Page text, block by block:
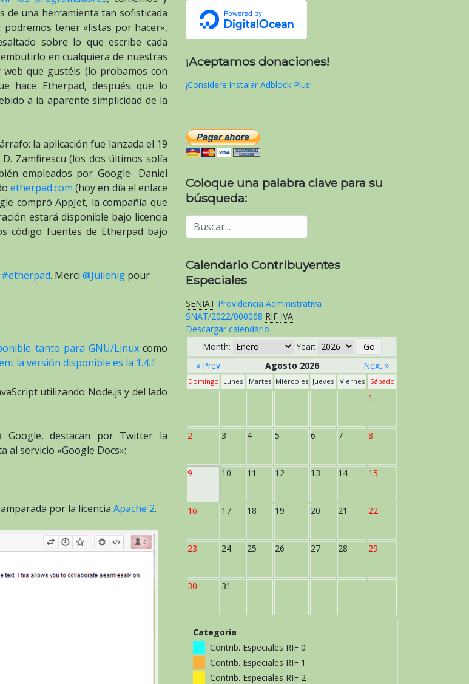
de una herramienta tan sofisticada
tener «listas por hacer»,
sobre lo que escribe cada
en cualquiera de nuestras
que gustéis (lo probamos con
hace Etherpad, después que lo
a la aparente simplicidad de la
la aplicación fue lanzada el 19
Zamfirescu (los dos últimos solía
empleados por Google- Daniel
etherpad.com (hoy en día el enlace
compró AppJet, la compañía que
estará disponible bajo licencia
código fuentes de Etherpad bajo
#etherpad. Merci @Juliehig pour
tanto para GNU/Linuxcomo
la versión disponible es la 1.4.1.
utilizando Node.js y del lado
Google, destacan por Twitter la
al servicio «Google Docs»:
por la licencia Apache 2.
¡Aceptamos donaciones!
¡Considere instalar Adblock Plus!
Coloque una palabra clave para su
búsqueda:
Calendario Contribuyentes
Especiales
SENIAT Providencia Administrativa
SNAT/2022/000068 RIF IVA.
Descargar calendario
Month:
Year:
« Prev
Agosto 2026 Next »
Domingo Lunes Martes Miércoles Jueves Viernes Sábado
1
2 3 4 5 6 7 8
9 10 11 12 13 14 15
16 17 18 19 20 21 22
23 24 25 26 27 28 29
30 31
Categoría
Contrib. Especiales RIF 0
Contrib. Especiales RIF 1
Contrib. Especiales RIF 2